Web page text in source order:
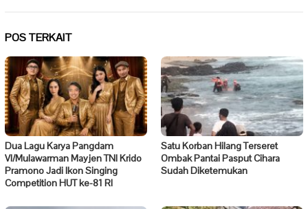
POS TERKAIT
Dua Lagu Karya Pangdam
VI/Mulawarman Mayjen TNI Krido
Pramono Jadi Ikon Singing
Competition HUT ke-81 RI
Satu Korban Hilang Terseret
Ombak Pantai Pasput Cihara
Sudah Diketemukan